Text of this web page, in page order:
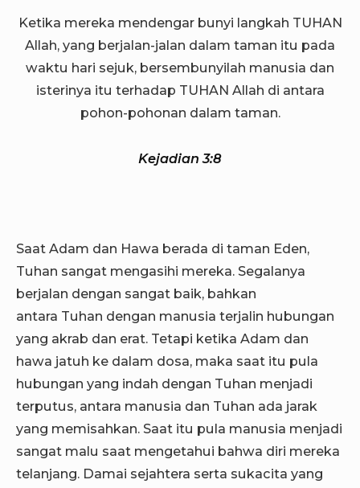
Ketika mereka mendengar bunyi langkah TUHAN
Allah, yang berjalan-jalan dalam taman itu pada
waktu hari sejuk, bersembunyilah manusia dan
isterinya itu terhadap TUHAN Allah di antara
pohon-pohonan dalam taman.
Kejadian 3:8
Saat Adam dan Hawa berada di taman Eden,
Tuhan sangat mengasihi mereka. Segalanya
berjalan dengan sangat baik, bahkan
antara Tuhan dengan manusia terjalin hubungan
yang akrab dan erat. Tetapi ketika Adam dan
hawa jatuh ke dalam dosa, maka saat itu pula
hubungan yang indah dengan Tuhan menjadi
terputus, antara manusia dan Tuhan ada jarak
yang memisahkan. Saat itu pula manusia menjadi
sangat malu saat mengetahui bahwa diri mereka
telanjang. Damai sejahtera serta sukacita yang